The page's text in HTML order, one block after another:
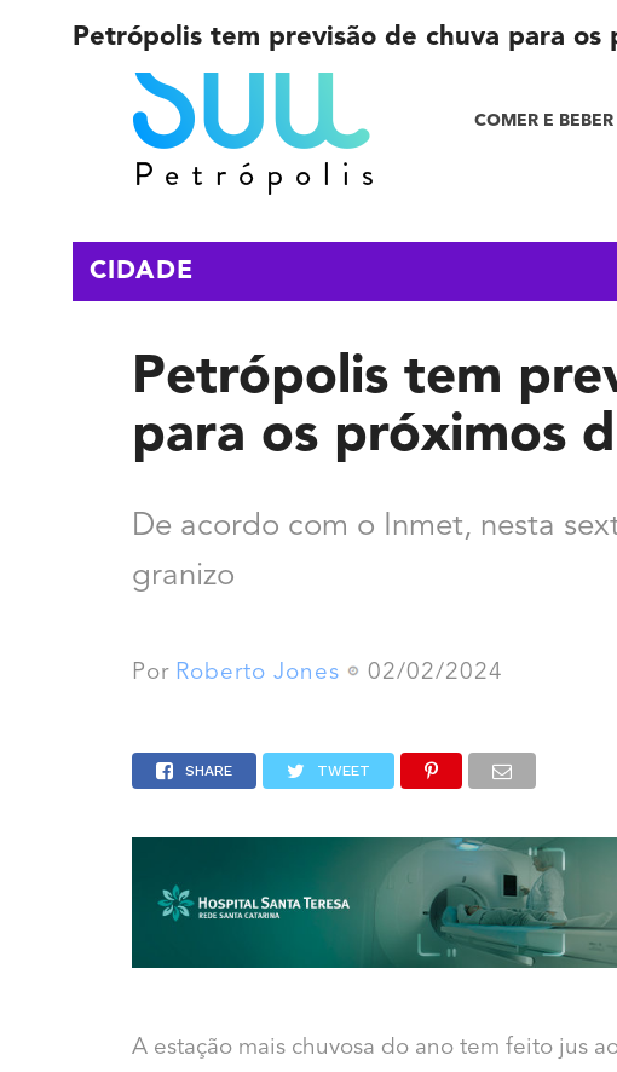
COMER E BEBER
Petrópolis tem previsão de chuva para os
CIDADE
Petrópolis tem
para os próximos
De acordo com o Inmet, nesta
granizo
Por Roberto Jones 02/02/2024
SHARE TWEET
A estação mais chuvosa do ano tem feito jus